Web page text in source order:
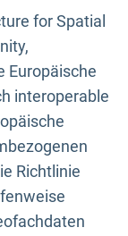
for Spatial
Europäische
interoperable
Richtlinie